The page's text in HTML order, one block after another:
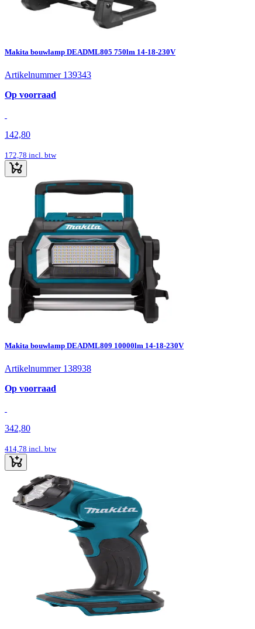
Makita bouwlamp DEADML805 750lm 14-18-230V
Artikelnummer 139343
Op voorraad
142,80
172,78 incl. btw
Makita bouwlamp DEADML809 10000lm 14-18-230V
Artikelnummer 138938
Op voorraad
342,80
414,78 incl. btw